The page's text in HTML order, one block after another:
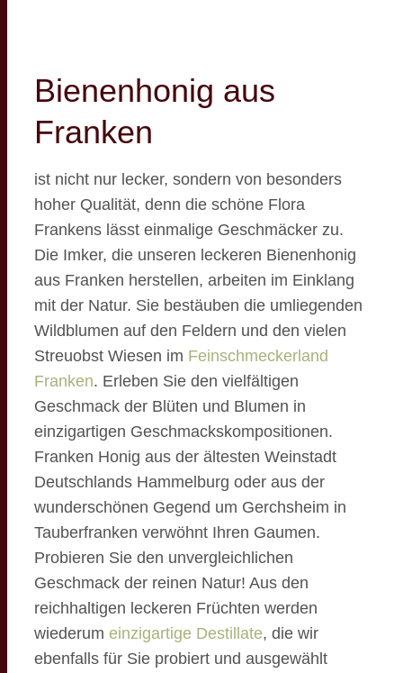
Bienenhonig aus
Franken
ist nicht nur lecker, sondern von besonders
hoher Qualität, denn die schöne Flora
Frankens lässt einmalige Geschmäcker zu.
Die Imker, die unseren leckeren Bienenhonig
aus Franken herstellen, arbeiten im Einklang
mit der Natur. Sie bestäuben die umliegenden
Wildblumen auf den Feldern und den vielen
Streuobst Wiesen im Feinschmeckerland
Franken. Erleben Sie den vielfältigen
Geschmack der Blüten und Blumen in
einzigartigen Geschmackskompositionen.
Franken Honig aus der ältesten Weinstadt
Deutschlands Hammelburg oder aus der
wunderschönen Gegend um Gerchsheim in
Tauberfranken verwöhnt Ihren Gaumen.
Probieren Sie den unvergleichlichen
Geschmack der reinen Natur! Aus den
reichhaltigen leckeren Früchten werden
wiederum einzigartige Destillate, die wir
ebenfalls für Sie probiert und ausgewählt